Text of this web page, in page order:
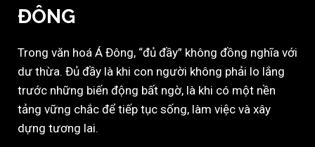
ĐÔNG
Trong văn hoá Á Đông, “đủ đầy” không đồng nghĩa với
dư thừa. Đủ đầy là khi con người không phải lo lắng
trước những biến động bất ngờ, là khi có một nền
tảng vững chắc để tiếp tục sống, làm việc và xây
dựng tương lai.